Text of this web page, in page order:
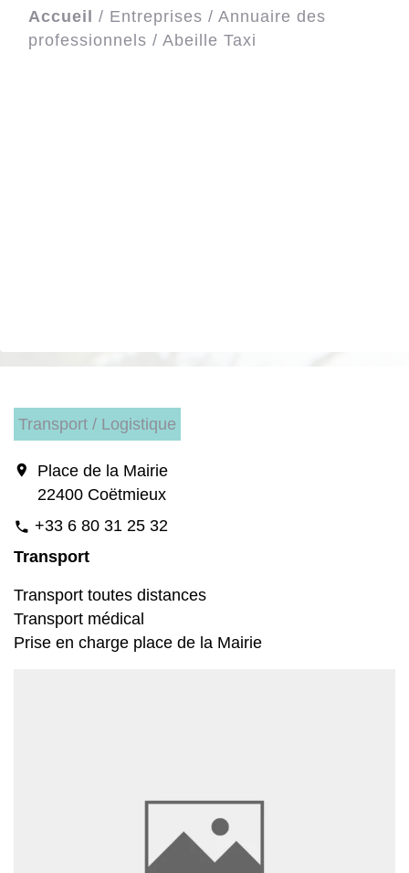
Accueil / Entreprises / Annuaire des
professionnels / Abeille Taxi
Transport / Logistique
location_on
Place de la Mairie
22400 Coëtmieux
phone +33 6 80 31 25 32
Transport
Transport toutes distances
Transport médical
Prise en charge place de la Mairie